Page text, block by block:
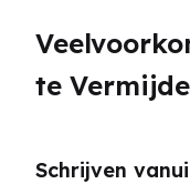
te
Schrijven